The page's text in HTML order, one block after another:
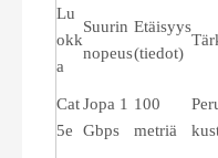
Lu
okk
a
Suurin
nopeus
Etäisyys
(tiedot)
Cat
5e
Jopa 1
Gbps
100
metriä